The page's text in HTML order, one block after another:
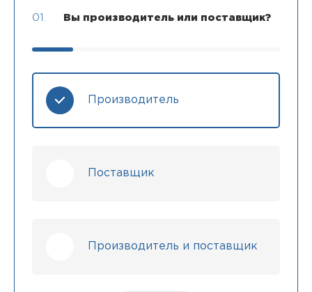
01. Вы производитель или поставщик?
Производитель
Поставщик
Производитель и поставщик